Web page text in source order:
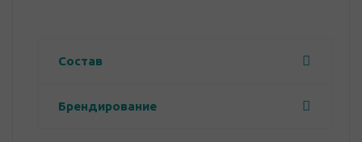
Состав
Брендирование